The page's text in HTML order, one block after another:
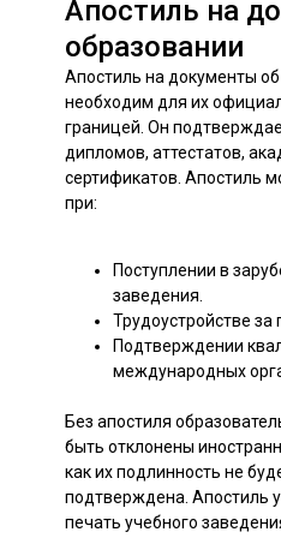
Апостиль на
образовании
Апостиль на документы
необходим для их
границей. Он
дипломов, аттестатов,
сертификатов. Апостиль
при:
Поступлении в
заведения.
Трудоустройстве за
Подтверждении
международных
Без апостиля
быть отклонены
как их подлинность не
подтверждена. Апостиль
печать учебного